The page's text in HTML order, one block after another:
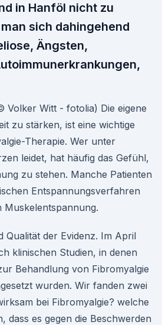
in Hanföl nicht zu
sich dahingehend
Ängsten,
Volker Witt - fotolia) Die eigene
zu stärken, ist eine wichtige
Therapie. Wer unter
leidet, hat häufig das Gefühl,
zu stehen. Manche Patienten
Entspannungsverfahren
Muskelentspannung.
Qualität der Evidenz. Im April
klinischen Studien, in denen
Behandlung von Fibromyalgie
wurden. Wir fanden zwei
bei Fibromyalgie? welche
dass es gegen die Beschwerden